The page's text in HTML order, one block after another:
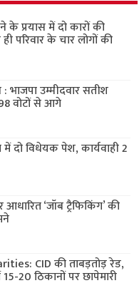
के प्रयास में दो कारों की
परिवार के चार लोगों की
भाजपा उम्मीदवार सतीश
वोटों से आगे
दो विधेयक पेश, कार्यवाही 2
‘जॉब ट्रैफिकिंग’ की
CID की ताबड़तोड़ रेड,
20 ठिकानों पर छापेमारी